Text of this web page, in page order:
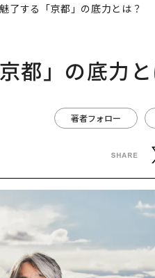
了する「京都」の底力とは？
都」の底力と
著者フォロー